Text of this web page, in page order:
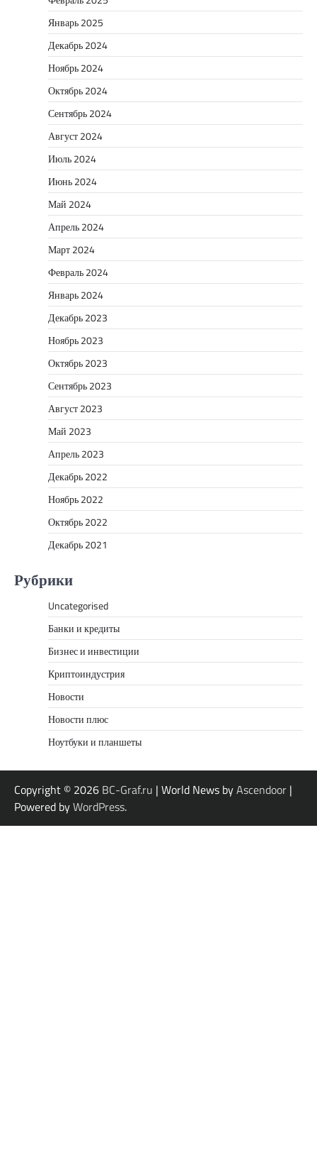
Январь 2025
Декабрь 2024
Ноябрь 2024
Октябрь 2024
Сентябрь 2024
Август 2024
Июль 2024
Июнь 2024
Май 2024
Апрель 2024
Март 2024
Февраль 2024
Январь 2024
Декабрь 2023
Ноябрь 2023
Октябрь 2023
Сентябрь 2023
Август 2023
Май 2023
Апрель 2023
Декабрь 2022
Ноябрь 2022
Октябрь 2022
Декабрь 2021
Рубрики
Uncategorised
Банки и кредиты
Бизнес и инвестиции
Криптоиндустрия
Новости
Новости плюс
Ноутбуки и планшеты
Copyright © 2026 BC-Graf.ru | World News byAscendoor |
Powered byWordPress.